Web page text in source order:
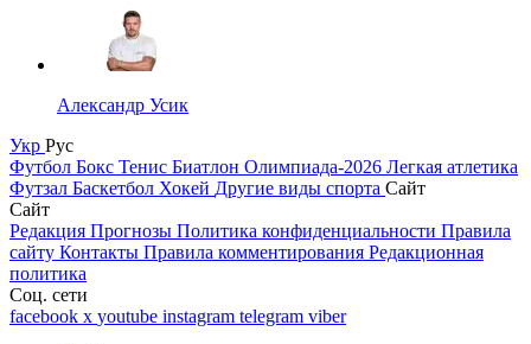
Александр Усик
Укр Рус
Футбол Бокс Тенис Биатлон Олимпиада-2026 Легкая атлетика
Футзал Баскетбол Хокей Другие виды спорта Сайт
Сайт
Редакция Прогнозы Политика конфиденциальности Правила
сайту Контакты Правила комментирования Редакционная
политика
Соц. сети
facebook x youtube instagram telegram viber